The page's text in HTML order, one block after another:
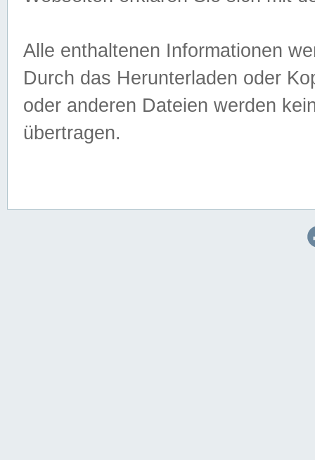
Alle enthaltenen Informationen
Durch das Herunterladen oder
oder anderen Dateien werden
übertragen.